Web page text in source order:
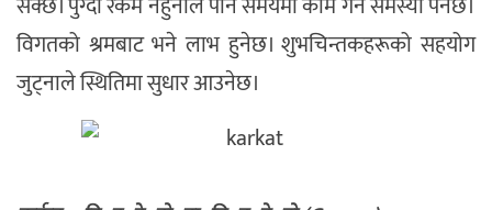
विगतको श्रमबाट भने लाभ हुनेछ। शुभचिन्तकहरूको सहयोग
जुट्नाले स्थितिमा सुधार आउनेछ।